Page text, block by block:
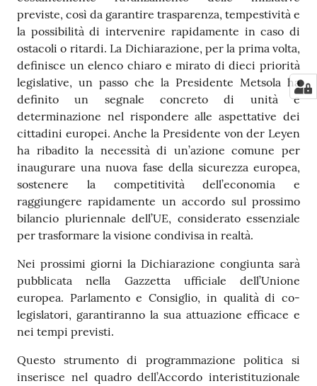
previste, così da garantire trasparenza, tempestività e
la possibilità di intervenire rapidamente in caso di
ostacoli o ritardi. La Dichiarazione, per la prima volta,
definisce un elenco chiaro e mirato di dieci priorità
legislative, un passo che la Presidente Metsola ha
definito un segnale concreto di unità e
determinazione nel rispondere alle aspettative dei
cittadini europei. Anche la Presidente von der Leyen
ha ribadito la necessità di un’azione comune per
inaugurare una nuova fase della sicurezza europea,
sostenere la competitività dell’economia e
raggiungere rapidamente un accordo sul prossimo
bilancio pluriennale dell’UE, considerato essenziale
per trasformare la visione condivisa in realtà.
Nei prossimi giorni la Dichiarazione congiunta sarà
pubblicata nella Gazzetta ufficiale dell’Unione
europea. Parlamento e Consiglio, in qualità di co-
legislatori, garantiranno la sua attuazione efficace e
nei tempi previsti.
Questo strumento di programmazione politica si
inserisce nel quadro dell’Accordo interistituzionale